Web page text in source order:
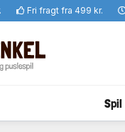
Fri fragt fra 499 kr.
Spil